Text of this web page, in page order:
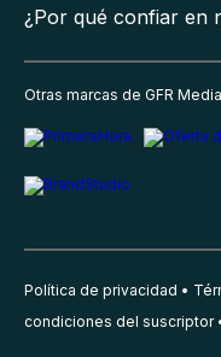
¿Por qué confiar en
Otras marcas de GFR Media
Política de privacidad
condiciones del suscriptor